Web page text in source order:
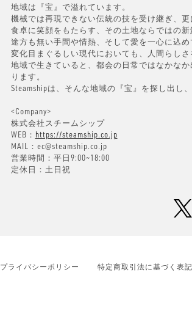
地域は『宝』で溢れています。
機械では再現できない伝統の技を受け継ぎ、更
食卓に笑顔をもたらす、その土地ならではの新
途方も無い手間や情熱、そして愛を一心に込め
変化目まぐるしい現代においても、人間らし
地域で生きていると、都会の日常ではなかな
ります。
Steamshipは、そんな地域の『宝』を探し出し
<Company>
株式会社スチームシップ
WEB： https://steamship.co.jp
MAIL： ec@steamship.co.jp
営業時間：平日9:00~18:00
定休日：土日祝
プライバシーポリシー 特定商取引法に基づく表記